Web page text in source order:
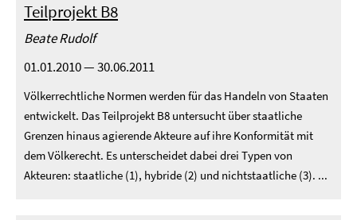
Teilprojekt B8
Beate Rudolf
01.01.2010 — 30.06.2011
Völkerrechtliche Normen werden für das Handeln von Staaten
entwickelt. Das Teilprojekt B8 untersucht über staatliche
Grenzen hinaus agierende Akteure auf ihre Konformität mit
dem Völkerecht. Es unterscheidet dabei drei Typen von
Akteuren: staatliche (1), hybride (2) und nichtstaatliche (3). ...